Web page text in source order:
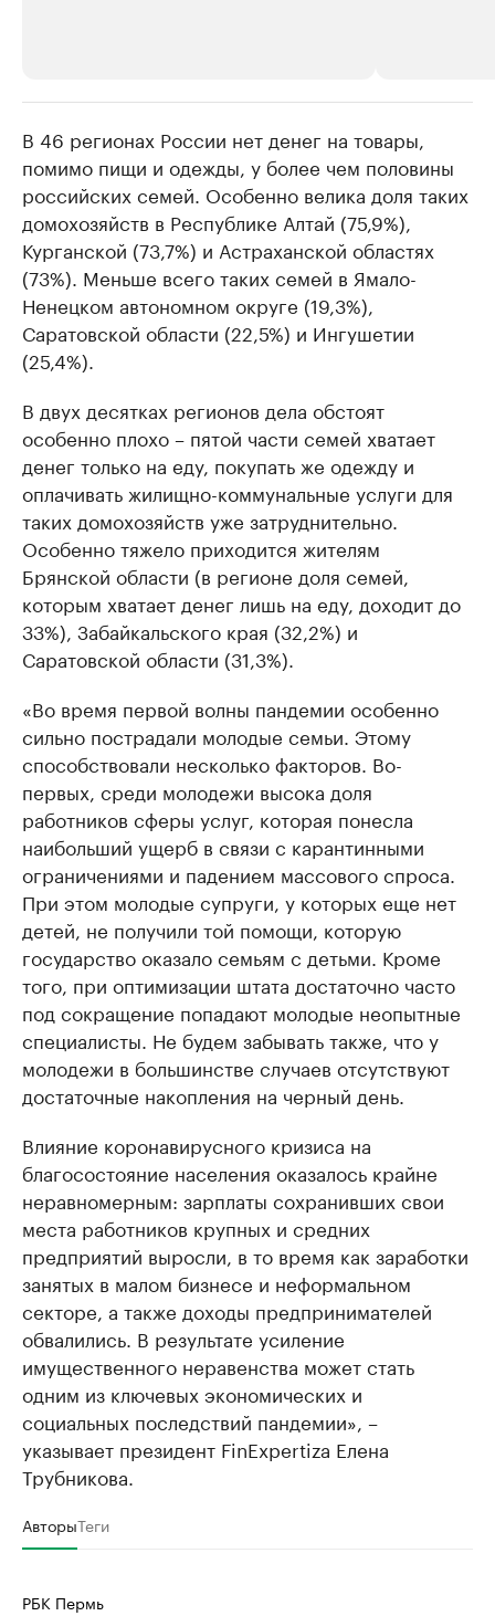
Крупные организации в
нефтегазовой промышленности
Найдите и проверьте данные в каталоге Посмотрите
В 46 регионах России нет денег на товары,
помимо пищи и одежды, у более чем половины
российских семей. Особенно велика доля таких
домохозяйств в Республике Алтай (75,9%),
Курганской (73,7%) и Астраханской областях
(73%). Меньше всего таких семей в Ямало-
Ненецком автономном округе (19,3%),
Саратовской области (22,5%) и Ингушетии
(25,4%).
В двух десятках регионов дела обстоят
особенно плохо – пятой части семей хватает
денег только на еду, покупать же одежду и
оплачивать жилищно-коммунальные услуги для
таких домохозяйств уже затруднительно.
Особенно тяжело приходится жителям
Брянской области (в регионе доля семей,
которым хватает денег лишь на еду, доходит до
33%), Забайкальского края (32,2%) и
Саратовской области (31,3%).
«Во время первой волны пандемии особенно
сильно пострадали молодые семьи. Этому
способствовали несколько факторов. Во-
первых, среди молодежи высока доля
работников сферы услуг, которая понесла
наибольший ущерб в связи с карантинными
ограничениями и падением массового спроса.
При этом молодые супруги, у которых еще нет
детей, не получили той помощи, которую
государство оказало семьям с детьми. Кроме
того, при оптимизации штата достаточно часто
под сокращение попадают молодые неопытные
специалисты. Не будем забывать также, что у
молодежи в большинстве случаев отсутствуют
достаточные накопления на черный день.
Влияние коронавирусного кризиса на
благосостояние населения оказалось крайне
неравномерным: зарплаты сохранивших свои
места работников крупных и средних
предприятий выросли, в то время как заработки
занятых в малом бизнесе и неформальном
секторе, а также доходы предпринимателей
обвалились. В результате усиление
имущественного неравенства может стать
одним из ключевых экономических и
социальных последствий пандемии», –
указывает президент FinExpertiza Елена
Трубникова.
АвторыТеги
РБК Пермь